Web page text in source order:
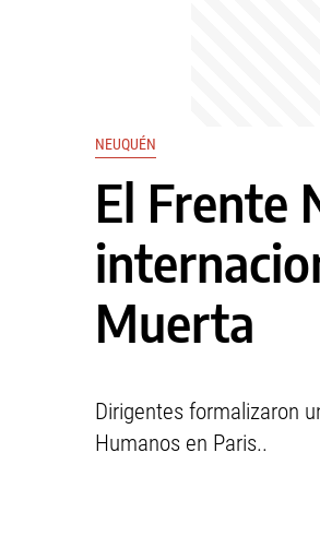
NEUQUÉN
El Frente
Muerta
Dirigentes formalizaron
Humanos en Paris..